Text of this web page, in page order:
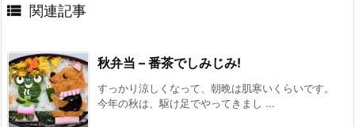
 関連記事
秋弁当 – 番茶でしみじみ!
すっかり涼しくなって、朝晩は肌寒いくらいです。
今年の秋は、駆け足でやってきまし ...